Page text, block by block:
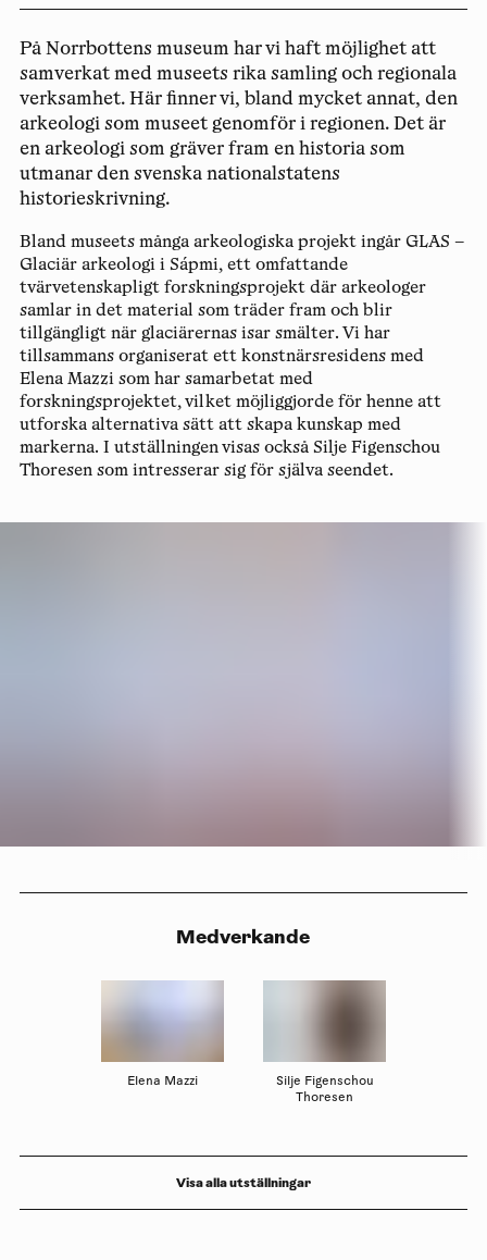
På Norrbottens museum har vi haft möjlighet att
samverkat med museets rika samling och regionala
verksamhet. Här finner vi, bland mycket annat, den
arkeologi som museet genomför i regionen. Det är
en arkeologi som gräver fram en historia som
utmanar den svenska nationalstatens
historieskrivning.
Bland museets många arkeologiska projekt ingår GLAS –
Glaciär arkeologi i Sápmi, ett omfattande
tvärvetenskapligt forskningsprojekt där arkeologer
samlar in det material som träder fram och blir
tillgängligt när glaciärernas isar smälter. Vi har
tillsammans organiserat ett konstnärsresidens med
Elena Mazzi som har samarbetat med
forskningsprojektet, vilket möjliggjorde för henne att
utforska alternativa sätt att skapa kunskap med
markerna. I utställningen visas också Silje Figenschou
Thoresen som intresserar sig för själva seendet.
Medverkande
Elena Mazzi
Silje Figenschou
Thoresen
Visa alla utställningar